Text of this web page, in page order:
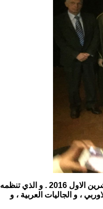
تلبية لدعوة البرلمان العالمي للامن و السلام لحضور مؤتمر (السلام و الاخوة بين الاديان) في جنوا في ايطاليا في 15 تشرين الاول 2016 . و الذي تنظمه
، و الجاليات العربية ، و